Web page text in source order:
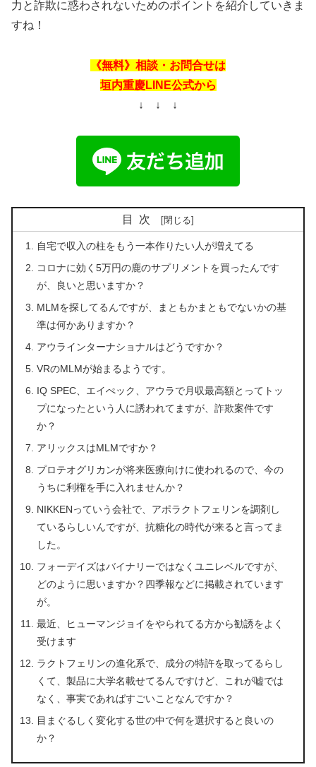
力と詐欺に惑わされないためのポイントを紹介していきま
すね！
《無料》相談・お問合せは
垣内重慶LINE公式から
↓ ↓ ↓
目次
自宅で収入の柱をもう一本作りたい人が増えてる
コロナに効く5万円の鹿のサプリメントを買ったんです
が、良いと思いますか？
MLMを探してるんですが、まともかまともでないかの基
準は何かありますか？
アウラインターナショナルはどうですか？
VRのMLMが始まるようです。
IQ SPEC、エイぺック、アウラで月収最高額とってトッ
プになったという人に誘われてますが、詐欺案件です
か？
アリックスはMLMですか？
プロテオグリカンが将来医療向けに使われるので、今の
うちに利権を手に入れませんか？
NIKKENっていう会社で、アポラクトフェリンを調剤し
ているらしいんですが、抗糖化の時代が来ると言ってま
した。
フォーデイズはバイナリーではなくユニレベルですが、
どのように思いますか？四季報などに掲載されています
が。
最近、ヒューマンジョイをやられてる方から勧誘をよく
受けます
ラクトフェリンの進化系で、成分の特許を取ってるらし
くて、製品に大学名載せてるんですけど、これが嘘では
なく、事実であればすごいことなんですか？
目まぐるしく変化する世の中で何を選択すると良いの
か？